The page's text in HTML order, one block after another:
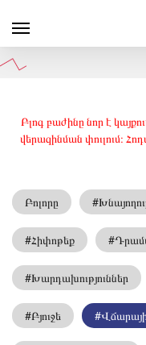
Բլոգ բաժինը նոր է
վերազինման փուլում։
Բոլորը
#Հիփոթեք
#Խարդախություններ
#Բյուջե